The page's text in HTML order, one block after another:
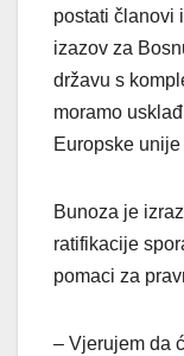
postati članovi
izazov za
državu s
moramo
Europske
Bunoza je
ratifikacije
pomaci za
– Vjerujem da